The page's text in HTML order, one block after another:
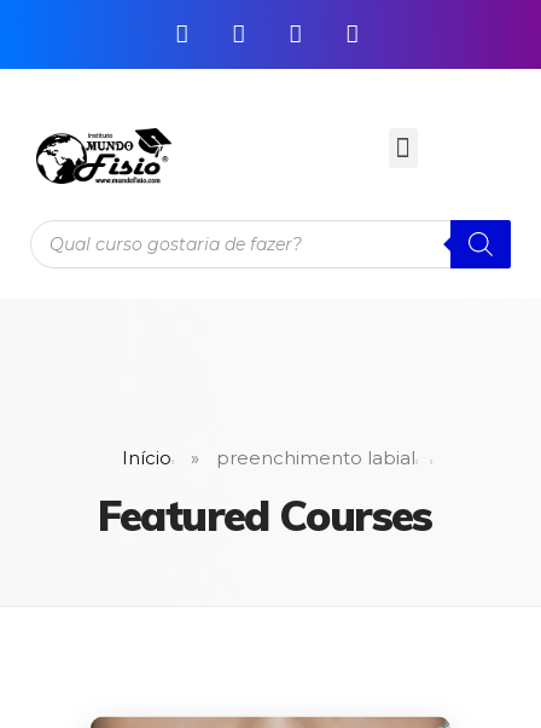
Início » preenchimento labial
Featured Courses